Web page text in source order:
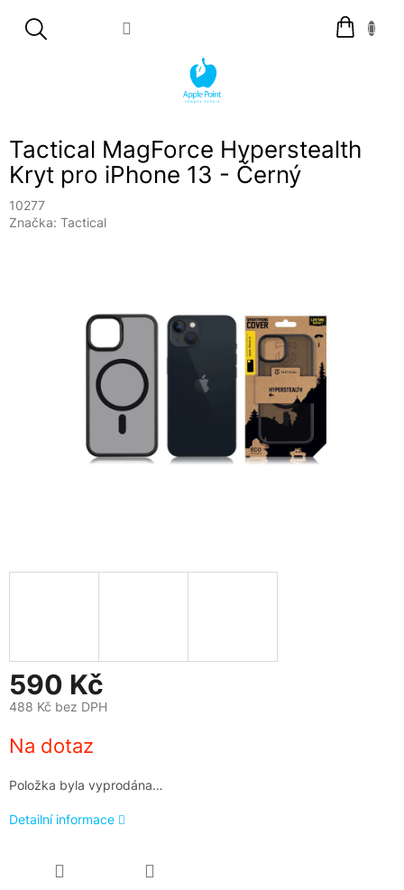
Nákupní
košík
Tactical MagForce Hyperstealth
Kryt pro iPhone 13 - Černý
10277
Značka: Tactical
590 Kč
488 Kč bez DPH
cena:
Na dotaz
Položka byla vyprodána…
Detailní informace